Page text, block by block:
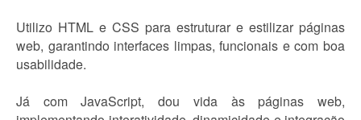
Utilizo HTML e CSS para estruturar e estilizar páginas
web, garantindo interfaces limpas, funcionais e com boa
usabilidade.
Já com JavaScript, dou vida às páginas web,